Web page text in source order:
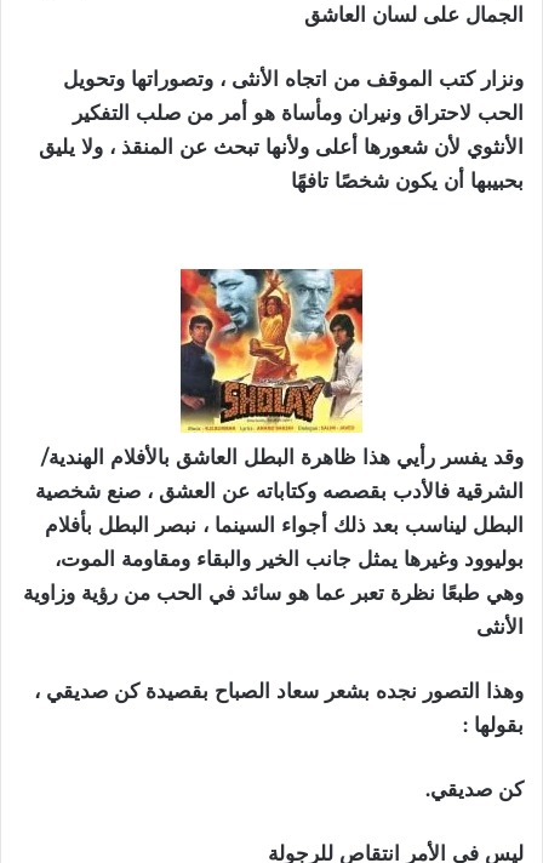
الجمال على لسان العاشق
‏ونزار كتب الموقف من اتجاه الأنثى ، وتصوراتها وتحويل
الحب لاحتراق ونيران ومأساة هو أمر من صلب التفكير
الأنثوي لأن شعورها أعلى ولأنها تبحث عن المنقذ ، ولا يليق
بحبيبها أن يكون شخصًا تافهًا
وقد يفسر رأيي هذا ظاهرة البطل العاشق بالأفلام الهندية/
الشرقية فالأدب بقصصه وكتاباته عن العشق ، صنع شخصية
البطل ليناسب بعد ذلك أجواء السينما ، نبصر البطل بأفلام
بوليوود وغيرها يمثل جانب الخير والبقاء ومقاومة الموت،
وهي طبعًا نظرة تعبر عما هو سائد في الحب من رؤية وزاوية
الأنثى
‏وهذا التصور نجده بشعر ⁧‫سعاد الصباح‬⁩ بقصيدة كن صديقي ،
بقولها :
‏كن صديقي.
‏ليس في الأمر انتقاص للرجولة